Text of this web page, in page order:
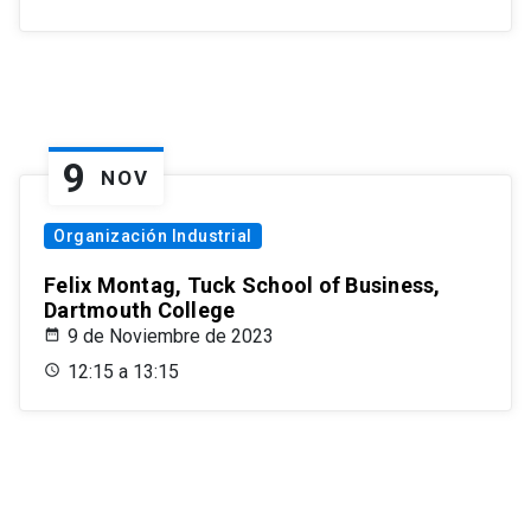
9 NOV
Organización Industrial
Felix Montag, Tuck School of Business,
Dartmouth College
9 de Noviembre de 2023
12:15 a 13:15